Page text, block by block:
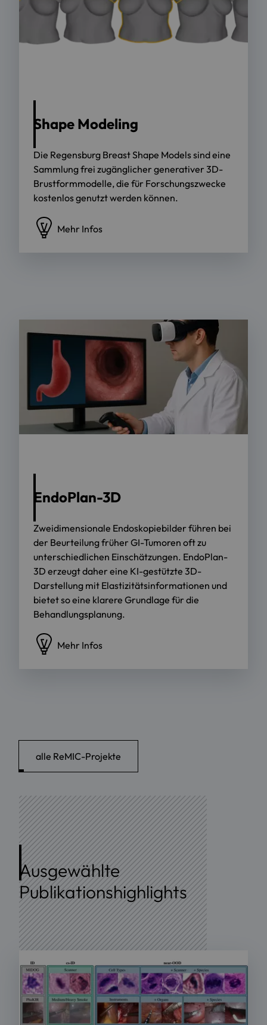
Shape Modeling
Die Regensburg Breast Shape Models sind eine
Sammlung frei zugänglicher generativer 3D-
Brustformmodelle, die für Forschungszwecke
kostenlos genutzt werden können.
Mehr Infos
EndoPlan-3D
Zweidimensionale Endoskopiebilder führen bei
der Beurteilung früher GI-Tumoren oft zu
unterschiedlichen Einschätzungen. EndoPlan-
3D erzeugt daher eine KI-gestützte 3D-
Darstellung mit Elastizitätsinformationen und
bietet so eine klarere Grundlage für die
Behandlungsplanung.
Mehr Infos
alle ReMIC-Projekte
Ausgewählte
Publikationshighlights